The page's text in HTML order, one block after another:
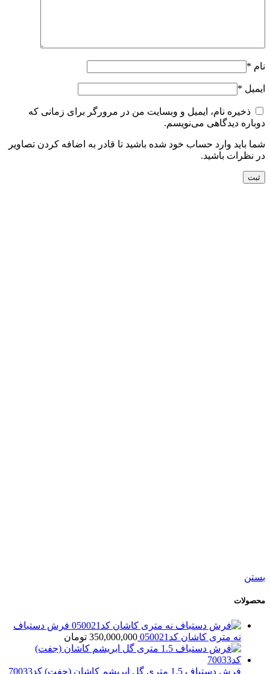
نام *
ایمیل *
ذخیره نام، ایمیل و وبسایت من در مرورگر برای زمانی که
دوباره دیدگاهی می‌نویسم.
شما باید وارد حساب خود شده باشید تا قادر به اضافه کردن تصاویر
در نظرات باشید.
بستن
محصولات
فرش دستباف
نه متری کاشان کد050021
350,000,000 تومان
فرش دستباف 1.5 متری گل ابریشم کاشان (جفت) کد70033